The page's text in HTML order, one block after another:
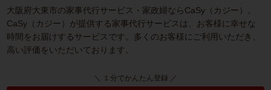
大阪府大東市の家事代行サービス・家政婦ならCaSy（カジー）。
CaSy（カジー）が提供する家事代行サービスは、お客様に幸せな
時間をお届けするサービスです。多くのお客様にご利用いただき、
高い評価をいただいております。
＼ １分でかんたん登録 ／